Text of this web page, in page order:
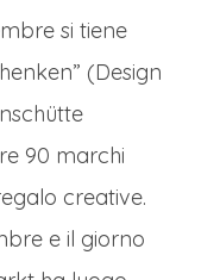
cattedrale,
trova uno dei
antichi e famosi
che
culinarie,
ad entrare
si tiene
(Design
90 marchi
creative.
e il giorno